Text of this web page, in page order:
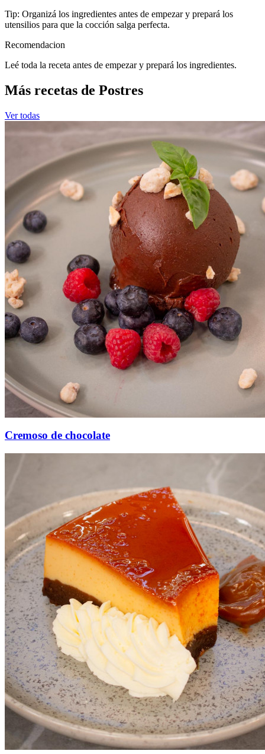
Tip: Organizá los ingredientes antes de empezar y prepará los
utensilios para que la cocción salga perfecta.
Recomendacion
Leé toda la receta antes de empezar y prepará los ingredientes.
Más recetas de Postres
Ver todas
Cremoso de chocolate